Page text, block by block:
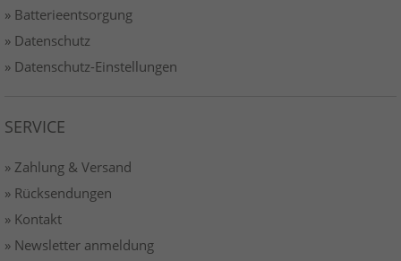
» Batterieentsorgung
» Datenschutz
» Datenschutz-Einstellungen
SERVICE
» Zahlung & Versand
» Rücksendungen
» Kontakt
» Newsletter anmeldung